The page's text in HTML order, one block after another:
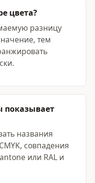
цвета?
разницу
тем
показывает
названия
совпадения
или RAL и